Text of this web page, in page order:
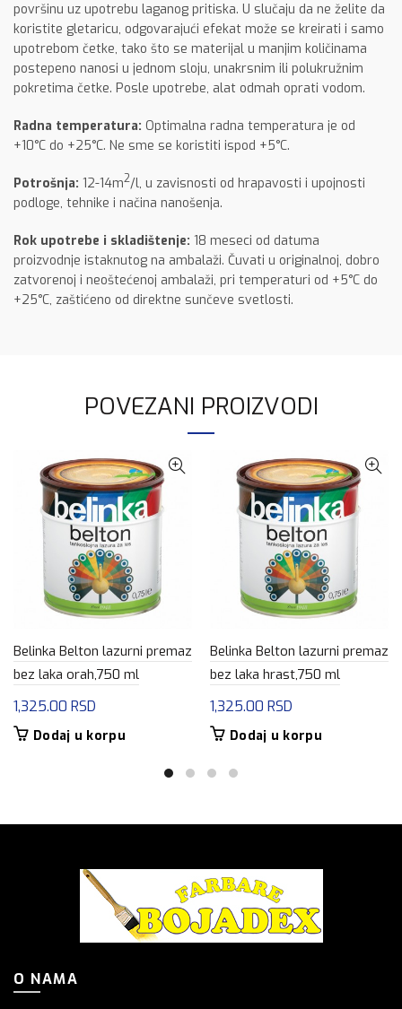
površinu uz upotrebu laganog pritiska. U slučaju da ne želite da
koristite gletaricu, odgovarajući efekat može se kreirati i samo
upotrebom četke, tako što se materijal u manjim količinama
postepeno nanosi u jednom sloju, unakrsnim ili polukružnim
pokretima četke. Posle upotrebe, alat odmah oprati vodom.
Radna temperatura: Optimalna radna temperatura je od
+10°C do +25°C. Ne sme se koristiti ispod +5°C.
Potrošnja: 12-14m2/l, u zavisnosti od hrapavosti i upojnosti
podloge, tehnike i načina nanošenja.
Rok upotrebe i skladištenje: 18 meseci od datuma
proizvodnje istaknutog na ambalaži. Čuvati u originalnoj, dobro
zatvorenoj i neoštećenoj ambalaži, pri temperaturi od +5°C do
+25°C, zaštićeno od direktne sunčeve svetlosti.
POVEZANI PROIZVODI
Belinka Belton lazurni premaz
bez laka orah,750 ml
1,325.00 RSD
Dodaj u korpu
Belinka Belton lazurni premaz
bez laka hrast,750 ml
1,325.00 RSD
Dodaj u korpu
O NAMA